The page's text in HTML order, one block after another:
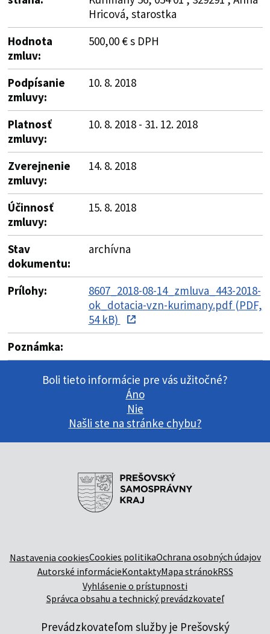
Hricová, starostka
Hodnota
zmluv:
500,00 € s DPH
Podpísanie
zmluvy:
10. 8. 2018
Platnosť
zmluvy:
10. 8. 2018 - 31. 12. 2018
Zverejnenie
zmluvy:
14. 8. 2018
Účinnosť
zmluvy:
15. 8. 2018
Stav
dokumentu:
archívna
Prílohy:
8607_2018-08-14_zmluva_443-2018-
ok_dotacia-vzn-kurimany.pdf (PDF,
54 kB)
Poznámka:
Boli tieto informácie pre vás užitočné?
Áno
Nie
Našli ste na stránke chybu?
Nastavenia cookiesCookies politikaOchrana osobných údajov
Autorské informácieKontaktyMapa stránokRSS
Vyhlásenie o prístupnosti
Správca obsahu a technický prevádzkovateľ
Prevádzkovateľom služby je Prešovský